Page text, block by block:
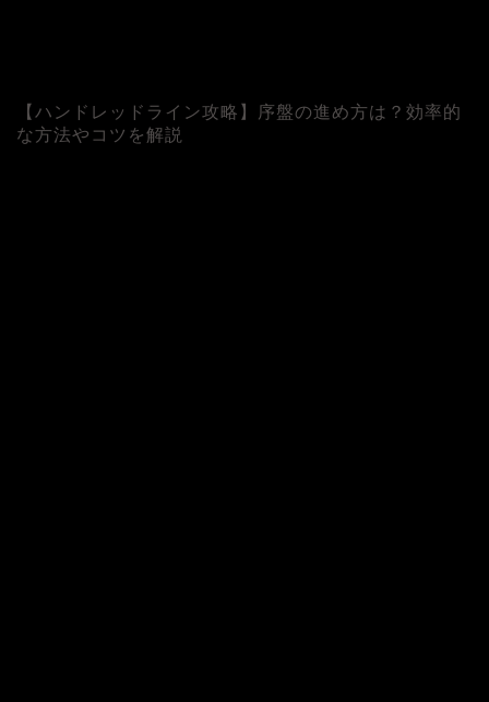
【ハンドレッドライン攻略】序盤の進め方は？効率的
な方法やコツを解説